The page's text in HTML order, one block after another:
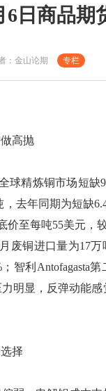
日商品期
：金山论期 专栏
高抛
精炼铜市场短缺
，去年同期为短缺
价至每吨55美元，
废铜进口量为17万
智利Antofagasta
明显，反弹动能
择